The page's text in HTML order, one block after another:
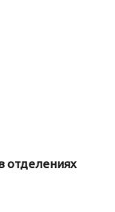
отделениях